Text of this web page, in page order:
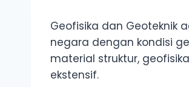
Geofisika dan Geoteknik
negara dengan kondisi
material struktur,
ekstensif.